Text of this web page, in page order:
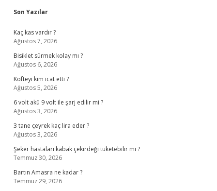
Sidebar
Son Yazılar
Kaç kas vardır ?
Ağustos 7, 2026
Bisiklet sürmek kolay mı ?
Ağustos 6, 2026
Kofteyi kim icat etti ?
Ağustos 5, 2026
6 volt akü 9 volt ile şarj edilir mi ?
Ağustos 3, 2026
3 tane çeyrek kaç lira eder ?
Ağustos 3, 2026
Şeker hastaları kabak çekirdeği tüketebilir mi ?
Temmuz 30, 2026
Bartın Amasra ne kadar ?
Temmuz 29, 2026